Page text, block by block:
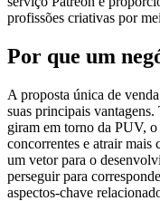
profissões criativas por
Por que um
A proposta única de
suas principais
giram em torno da PUV, o
concorrentes e atrair
um vetor para o
perseguir para
aspectos-chave